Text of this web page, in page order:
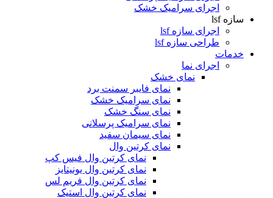
اجرای سرامیک خشک
سازه lsf
اجرای سازه lsf
طراحی سازه lsf
خدمات
اجرای نما
نمای خشک
نمای فایبر سمنت برد
نمای سرامیک خشک
نمای سنگ خشک
نمای سرامیک پرسلانی
نمای سیمان سفید
نمای کرتین وال
نمای کرتین وال فیس کپ
نمای کرتین وال یونیتایز
نمای کرتین وال فریم لس
نمای کرتین وال استیک